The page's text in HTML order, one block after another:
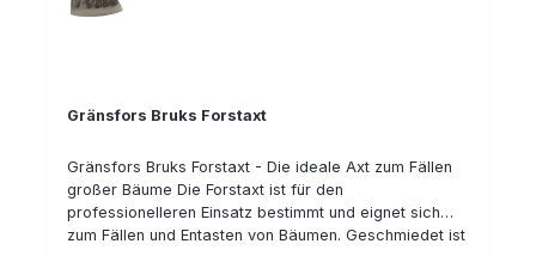
Gränsfors Bruks Forstaxt
Gränsfors Bruks Forstaxt - Die ideale Axt zum Fällen
großer Bäume Die Forstaxt ist für den
professionelleren Einsatz bestimmt und eignet sich
zum Fällen und Entasten von Bäumen. Geschmiedet ist